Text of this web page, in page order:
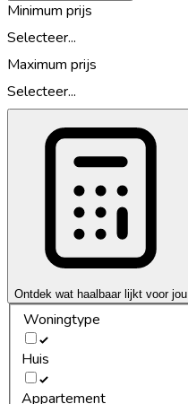
Minimum prijs
Selecteer...
Maximum prijs
Selecteer...
Ontdek wat haalbaar lijkt voor jou
Woningtype
Huis
Appartement